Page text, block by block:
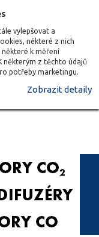
vylepšovat a
některé z nich
některé k měření
některým z těchto údajů
potřeby marketingu.
Zobrazit detaily